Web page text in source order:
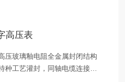
高压表
压玻璃釉电阻全金属封闭结构
种工艺灌封，同轴电缆连接，